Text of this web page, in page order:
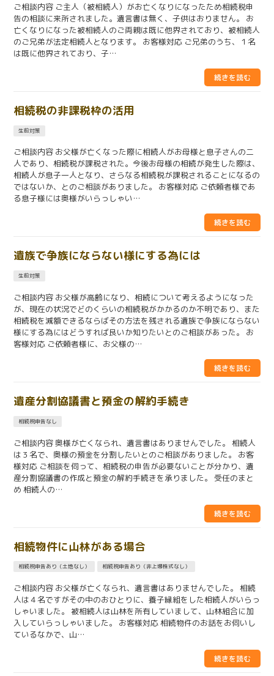
ご相談内容 ご主人（被相続人）がお亡くなりになったため相続税申
告の相談に来所されました。遺言書は無く、子供はおりません。 お
亡くなりになった被相続人のご両親は既に他界されており、被相続人
のご兄弟が法定相続人となります。 お客様対応 ご兄弟のうち、１名
は既に他界されており、子…
相続税の非課税枠の活用
生前対策
ご相談内容 お父様が亡くなった際に相続人がお母様と息子さんの二
人であり、相続税が課税された。今後お母様の相続が発生した際は、
相続人が息子一人となり、さらなる相続税が課税されることになるの
ではないか、とのご相談がありました。 お客様対応 ご依頼者様であ
る息子様には奥様がいらっしゃい…
遺族で争族にならない様にする為には
生前対策
ご相談内容 お父様が高齢になり、相続について考えるようになった
が、現在の状況でどのくらいの相続税がかかるのか不明であり、また
相続税を減額できるならばその方法を残される遺族で争族にならない
様にする為にはどうすれば良いか知りたいとのご相談があった。 お
客様対応 ご依頼者様に、お父様の…
遺産分割協議書と預金の解約手続き
相続税申告なし
ご相談内容 奥様が亡くなられ、遺言書はありませんでした。 相続人
は３名で、奥様の預金を分割したいとのご相談がありました。 お客
様対応 ご相談を伺って、相続税の申告が必要ないことが分かり、遺
産分割協議書の作成と預金の解約手続きを承りました。 受任のまと
め 相続人の…
相続物件に山林がある場合
相続税申告あり（土地なし） 相続税申告あり（非上場株式なし）
ご相談内容 お父様が亡くなられ、遺言書はありませんでした。 相続
人は４名ですがその中のおひとりに、養子縁組をした相続人がいらっ
しゃいました。 被相続人は山林を所有していまして、山林組合に加
入していらっしゃいました。 お客様対応 相続物件のお話をお伺いし
ているなかで、山…